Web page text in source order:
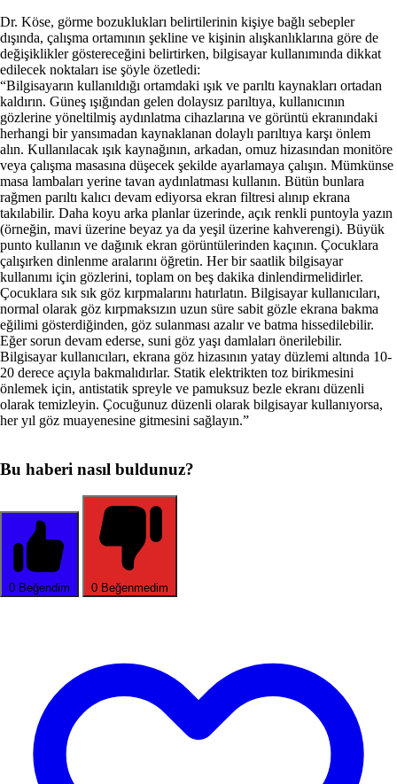
Dr. Köse, görme bozuklukları belirtilerinin kişiye bağlı sebepler
dışında, çalışma ortamının şekline ve kişinin alışkanlıklarına göre de
değişiklikler göstereceğini belirtirken, bilgisayar kullanımında dikkat
edilecek noktaları ise şöyle özetledi:
“Bilgisayarın kullanıldığı ortamdaki ışık ve parıltı kaynakları ortadan
kaldırın. Güneş ışığından gelen dolaysız parıltıya, kullanıcının
gözlerine yöneltilmiş aydınlatma cihazlarına ve görüntü ekranındaki
herhangi bir yansımadan kaynaklanan dolaylı parıltıya karşı önlem
alın. Kullanılacak ışık kaynağının, arkadan, omuz hizasından monitöre
veya çalışma masasına düşecek şekilde ayarlamaya çalışın. Mümkünse
masa lambaları yerine tavan aydınlatması kullanın. Bütün bunlara
rağmen parıltı kalıcı devam ediyorsa ekran filtresi alınıp ekrana
takılabilir. Daha koyu arka planlar üzerinde, açık renkli puntoyla yazın
(örneğin, mavi üzerine beyaz ya da yeşil üzerine kahverengi). Büyük
punto kullanın ve dağınık ekran görüntülerinden kaçının. Çocuklara
çalışırken dinlenme aralarını öğretin. Her bir saatlik bilgisayar
kullanımı için gözlerini, toplam on beş dakika dinlendirmelidirler.
Çocuklara sık sık göz kırpmalarını hatırlatın. Bilgisayar kullanıcıları,
normal olarak göz kırpmaksızın uzun süre sabit gözle ekrana bakma
eğilimi gösterdiğinden, göz sulanması azalır ve batma hissedilebilir.
Eğer sorun devam ederse, suni göz yaşı damlaları önerilebilir.
Bilgisayar kullanıcıları, ekrana göz hizasının yatay düzlemi altında 10-
20 derece açıyla bakmalıdırlar. Statik elektrikten toz birikmesini
önlemek için, antistatik spreyle ve pamuksuz bezle ekranı düzenli
olarak temizleyin. Çocuğunuz düzenli olarak bilgisayar kullanıyorsa,
her yıl göz muayenesine gitmesini sağlayın.”
Bu haberi nasıl buldunuz?
0 Beğendim 0 Beğenmedim